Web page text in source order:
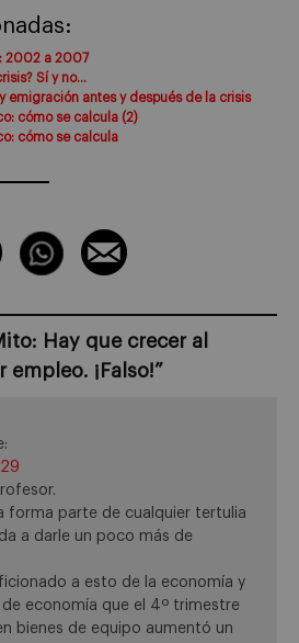
2002 a 2007
Sí y no…
emigración antes y después de la crisis
cómo se calcula (2)
cómo se calcula
Hay que crecer al
empleo. ¡Falso!”
forma parte de cualquier tertulia
a darle un poco más de
a esto de la economía y
economía que el 4º trimestre
bienes de equipo aumentó un